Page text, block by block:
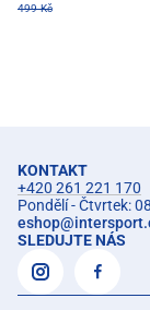
499 Kč
KONTAKT
+420 261 221 170
Pondělí - Čtvrtek:
eshop@
SLEDUJTE NÁS